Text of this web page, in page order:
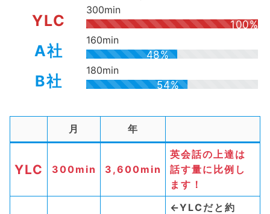
YLC
300min
100%
A社
160min
48%
B社
180min
54%
月 年
YLC 300min 3,600min
英会話の上達は
話す量に比例し
ます！
←YLCだと約